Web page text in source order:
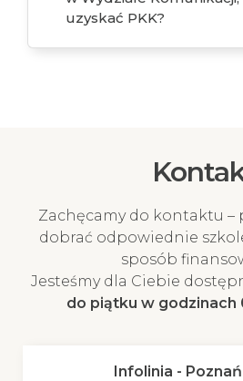
uzyskać PKK?
Zachęcamy do kontaktu –
dobrać odpowiednie
sposób
Jesteśmy dla Ciebie
do piątku w godzinach
Infolinia - Poznań